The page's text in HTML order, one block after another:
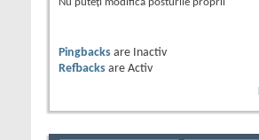
Nu puteţi modifica posturile proprii
Pingbacks are
Inactiv
Refbacks are Activ